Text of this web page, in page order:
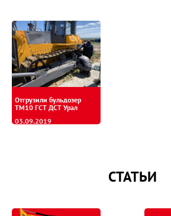
Отгрузили бульдозер
ТМ10 ГСТ ДСТ Урал
03.09.2019
СТАТЬИ